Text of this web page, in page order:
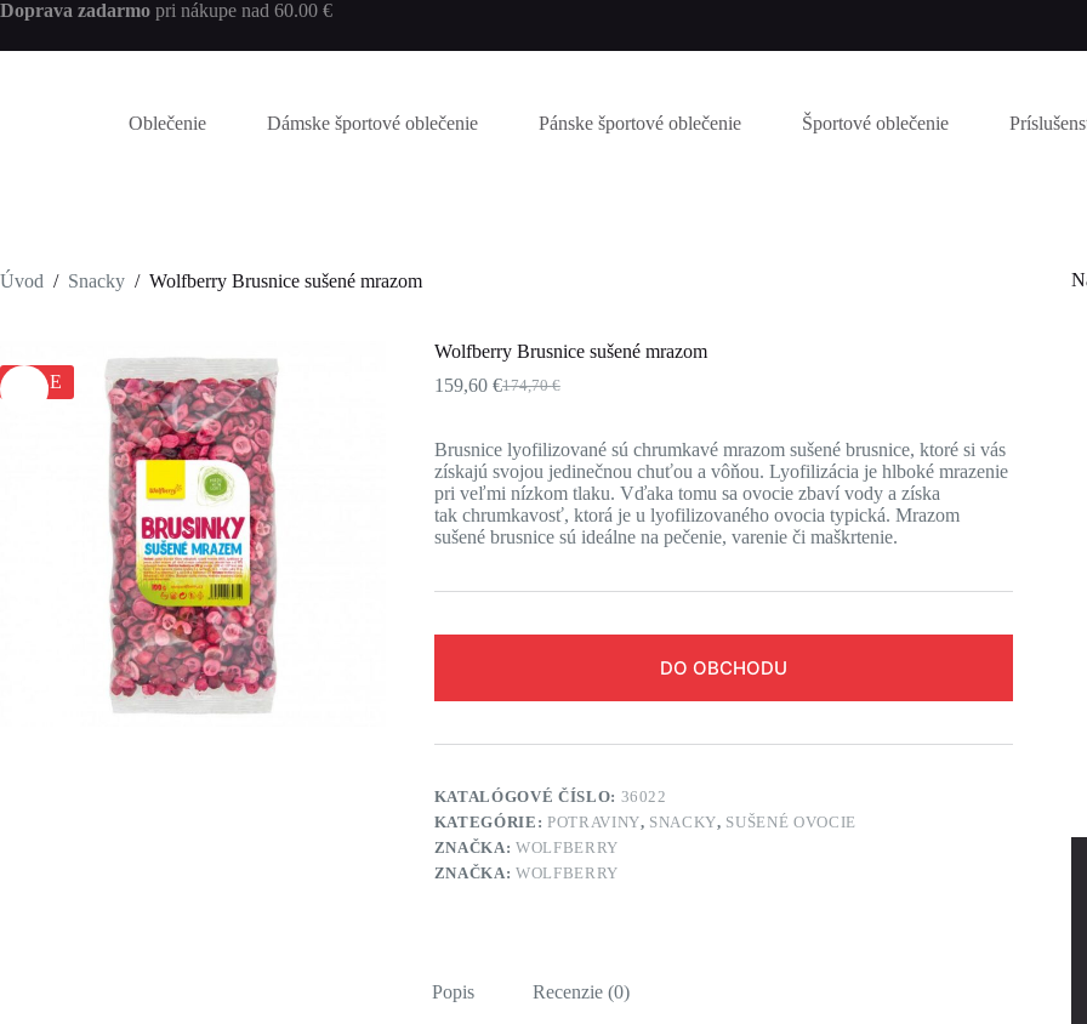
Skip
content
Doprava zadarmo pri nákupe nad 60.00 €
Oblečenie Dámske športové oblečenie Pánske športové oblečenie Športové oblečenie
Úvod / Snacky / Wolfberry Brusnice sušené mrazom
SALE
Wolfberry Brusnice sušené mrazom
174,70€
Pôvodná
bola:
174,70 €.
159,60 €Aktuálna
je:
159,60 €.
Brusnice lyofilizované sú chrumkavé mrazom sušené brusnice, ktoré si vás
získajú svojou jedinečnou chuťou a vôňou. Lyofilizácia je hlboké mrazenie
pri veľmi nízkom tlaku. Vďaka tomu sa ovocie zbaví vody a získa
tak chrumkavosť, ktorá je u lyofilizovaného ovocia typická. Mrazom
sušené brusnice sú ideálne na pečenie, varenie či maškrtenie.
DO OBCHODU
KATALÓGOVÉ ČÍSLO: 36022
KATEGÓRIE: POTRAVINY, SNACKY, SUŠENÉ OVOCIE
ZNAČKA:WOLFBERRY
ZNAČKA:WOLFBERRY
Popis Recenzie (0)